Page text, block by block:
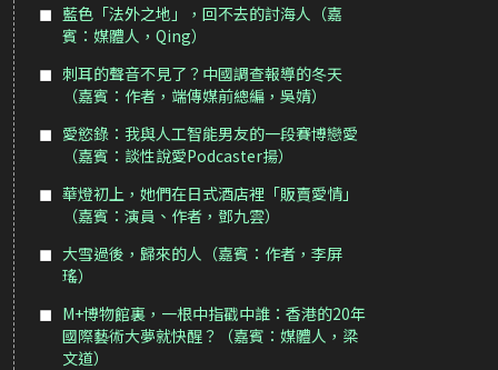
藍色「法外之地」，回不去的討海人（嘉
賓：媒體人，Qing）
刺耳的聲音不見了？中國調查報導的冬天
（嘉賓：作者，端傳媒前總編，吳婧）
愛慾錄：我與人工智能男友的一段賽博戀愛
（嘉賓：談性說愛Podcaster揚）
華燈初上，她們在日式酒店裡「販賣愛情」
（嘉賓：演員、作者，鄧九雲）
大雪過後，歸來的人（嘉賓：作者，李屏
瑤）
M+博物館裏，一根中指戳中誰：香港的20年
國際藝術大夢就快醒？（嘉賓：媒體人，梁
文道）